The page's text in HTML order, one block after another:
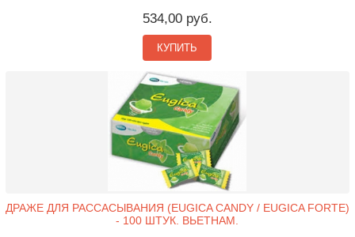
534,00 руб.
КУПИТЬ
ДРАЖЕ ДЛЯ РАССАСЫВАНИЯ (EUGICA CANDY / EUGICA FORTE)
- 100 ШТУК. ВЬЕТНАМ.